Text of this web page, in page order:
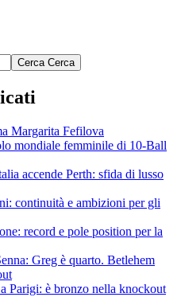
Cerca Cerca
Margarita Fefilova
mondiale femminile di 10-Ball
accende Perth: sfida di lusso
continuità e ambizioni per gli
record e pole position per la
Greg è quarto. Betlehem
Parigi: è bronzo nella knockout